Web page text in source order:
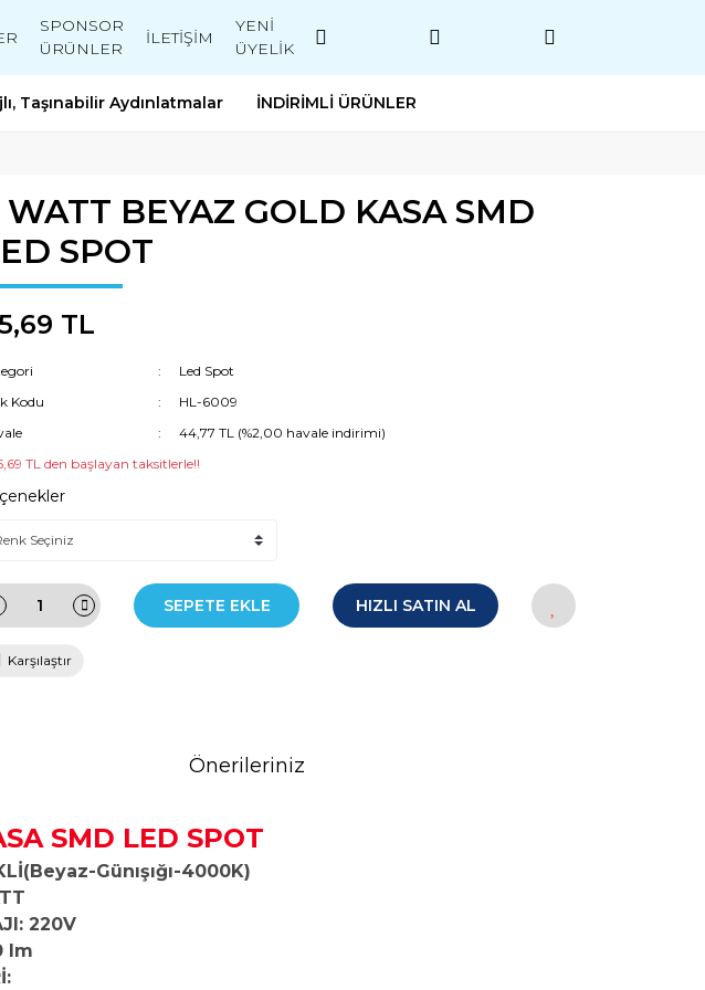
SPONSOR
ÜRÜNLER
İLETİŞİM
YENİ
ÜYELİK
Taşınabilir Aydınlatmalar İNDİRİMLİ ÜRÜNLER
WATT BEYAZ GOLD KASA SMD
SPOT
TL
Led Spot
Kodu
HL-6009
44,77 TL (%2,00 havale indirimi)
TL den başlayan taksitlerle!!
SEPETE EKLE HIZLI SATIN AL
Karşılaştır
Önerileriniz
SMD LED SPOT
Günışığı-4000K)
220V
lm